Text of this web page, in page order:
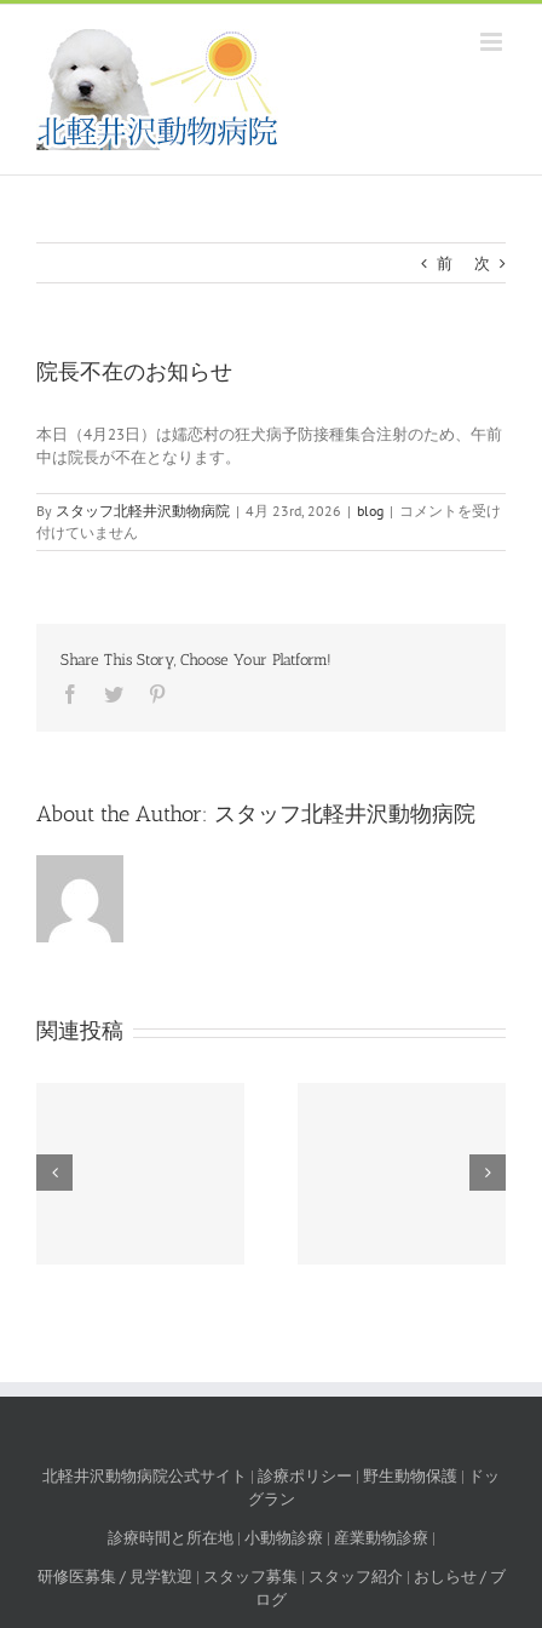
Skip
前 次
院長不在のお知らせ
本日（4月23日）は嬬恋村の狂犬病予防接種集合注射のため、午前
中は院長が不在となります。
By スタッフ北軽井沢動物病院 | 4月 23rd, 2026 | blog | 院
不
コメントを受け
付けていません
Share This Story, Choose Your Platform!
Facebook
Twitter
About the Author: スタッフ北軽井沢動物病院
関連投稿
年末年始の休診日のお
北軽井沢動物病院公式サイト | 診療ポリシー | 野生動物保護 | ドッ
グラン
診療時間と所在地| 小動物診療 | 産業動物診療 |
研修医募集 / 見学歓迎 | スタッフ募集 | スタッフ紹介 | おしらせ / ブ
ログ